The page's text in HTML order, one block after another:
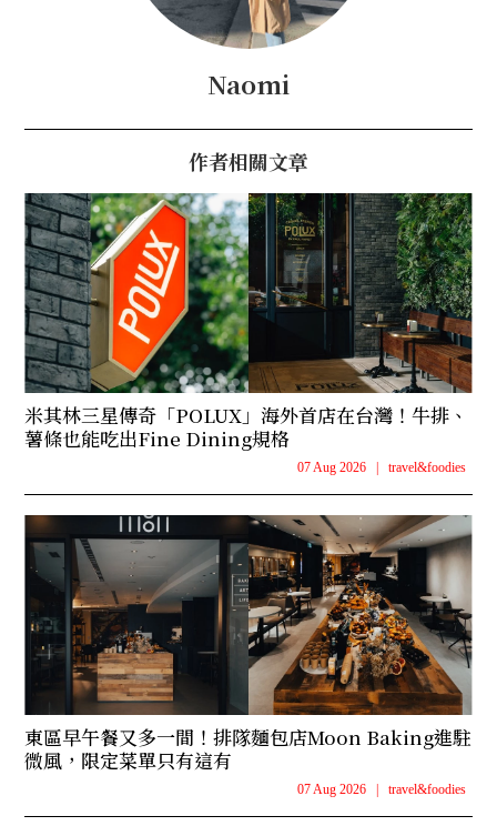
Naomi
作者相關文章
米其林三星傳奇「POLUX」海外首店在台灣！牛排、
薯條也能吃出Fine Dining規格
07 Aug 2026 | travel&foodies
東區早午餐又多一間！排隊麵包店Moon Baking進駐
微風，限定菜單只有這有
07 Aug 2026 | travel&foodies